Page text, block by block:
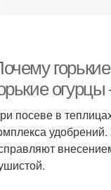
посеве в